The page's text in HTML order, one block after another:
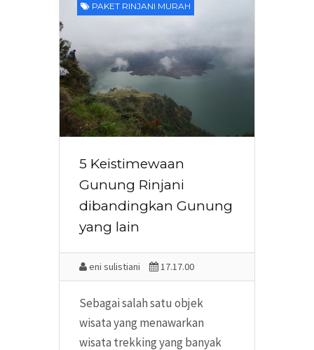
PAKET RINJANI MURAH
5 Keistimewaan
Gunung Rinjani
dibandingkan Gunung
yang lain
eni sulistiani 17.17.00
Sebagai salah satu objek
wisata yang menawarkan
wisata trekking yang banyak